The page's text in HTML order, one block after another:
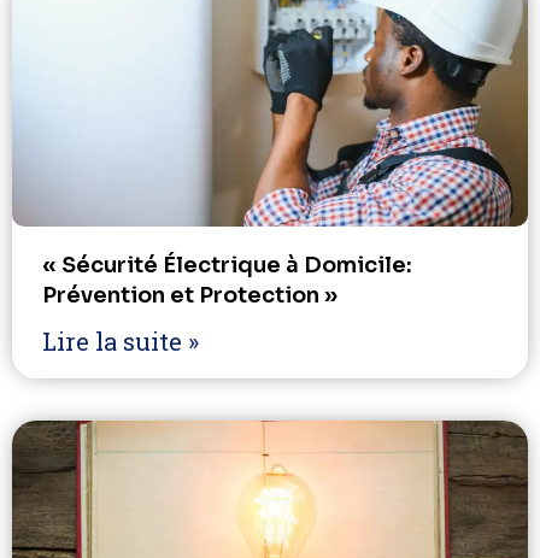
« Sécurité Électrique à Domicile:
Prévention et Protection »
Lire la suite »